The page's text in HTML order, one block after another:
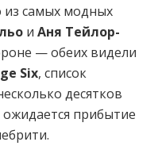
из самых модных
и Аня Тейлор-
— обеих видели
Six, список
десятков
прибытие